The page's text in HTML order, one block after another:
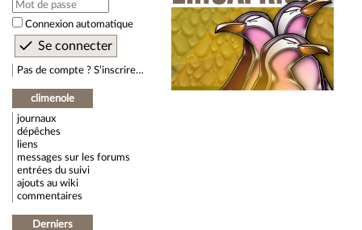
Connexion automatique
Pas de compte ? S’inscrire…
climenole
journaux
dépêches
liens
messages sur les forums
entrées du suivi
ajouts au wiki
commentaires
Derniers